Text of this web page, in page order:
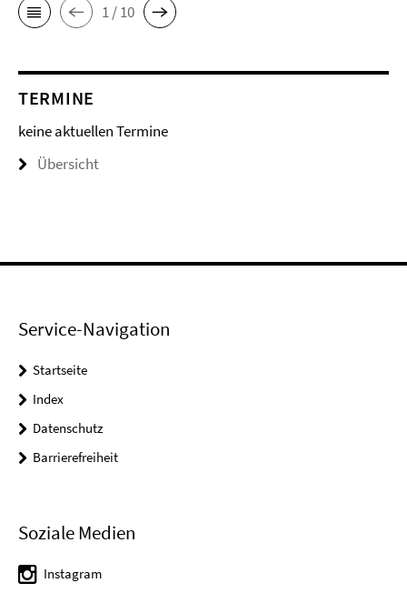
1 / 10
TERMINE
keine aktuellen Termine
Übersicht
Service-Navigation
Startseite
Index
Datenschutz
Barrierefreiheit
Soziale Medien
Instagram